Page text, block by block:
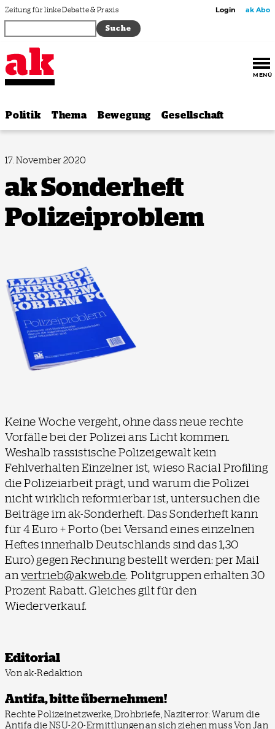
Zum Inhalt springen
Zeitung für linke Debatte & Praxis Login ak Abo
MENÜ
Politik Thema Bewegung Gesellschaft
17. November 2020
ak Sonderheft
Polizeiproblem
Keine Woche vergeht, ohne dass neue rechte
Vorfälle bei der Polizei ans Licht kommen.
Weshalb rassistische Polizeigewalt kein
Fehlverhalten Einzelner ist, wieso Racial Profiling
die Polizeiarbeit prägt, und warum die Polizei
nicht wirklich reformierbar ist, untersuchen die
Beiträge im ak-Sonderheft. Das Sonderheft kann
für 4 Euro + Porto (bei Versand eines einzelnen
Heftes innerhalb Deutschlands sind das 1,30
Euro) gegen Rechnung bestellt werden: per Mail
an vertrieb@akweb.de. Politgruppen erhalten 30
Prozent Rabatt. Gleiches gilt für den
Wiederverkauf.
Editorial
Von ak-Redaktion
Antifa, bitte übernehmen!
Rechte Polizeinetzwerke, Drohbriefe, Naziterror: Warum die
Antifa die NSU-2.0-Ermittlungen an sich ziehen mussVon Jan